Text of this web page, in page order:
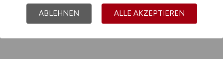
ABLEHNEN ALLE AKZEPTIEREN